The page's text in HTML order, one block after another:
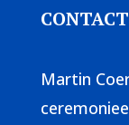
CONTACT
Martin